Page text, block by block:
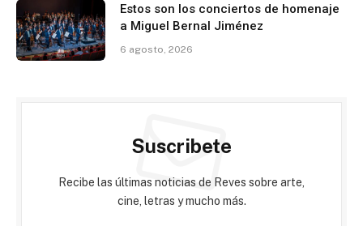
Estos son los conciertos de homenaje
a Miguel Bernal Jiménez
6 agosto, 2026
Suscribete
Recibe las últimas noticias de Reves sobre arte,
cine, letras y mucho más.